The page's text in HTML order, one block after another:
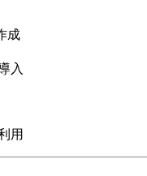
成
入
用